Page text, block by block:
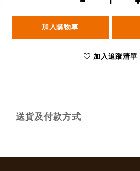
加入購物車
加入追蹤清單
送貨及付款方式